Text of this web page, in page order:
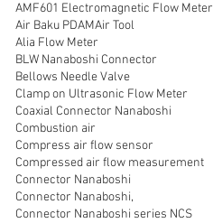
AMF601 Electromagnetic Flow Meter
Air Baku PDAMAir Tool
Alia Flow Meter
BLW Nanaboshi Connector
Bellows Needle Valve
Clamp on Ultrasonic Flow Meter
Coaxial Connector Nanaboshi
Combustion air
Compress air flow sensor
Compressed air flow measurement
Connector Nanaboshi
Connector Nanaboshi,
Connector Nanaboshi series NCS